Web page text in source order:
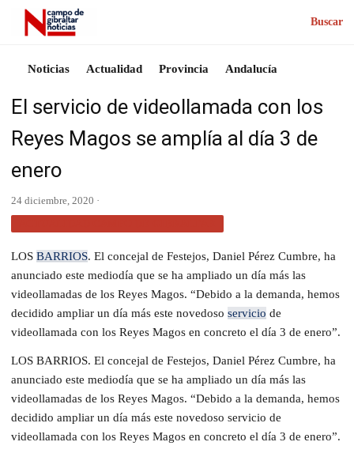
Buscar
Noticias Actualidad Provincia Andalucía
El servicio de videollamada con los
Reyes Magos se amplía al día 3 de
enero
24 diciembre, 2020 ·
LOS BARRIOS. El concejal de Festejos, Daniel Pérez Cumbre, ha
anunciado este mediodía que se ha ampliado un día más las
videollamadas de los Reyes Magos. “Debido a la demanda, hemos
decidido ampliar un día más este novedoso servicio de
videollamada con los Reyes Magos en concreto el día 3 de enero”.
LOS BARRIOS. El concejal de Festejos, Daniel Pérez Cumbre, ha
anunciado este mediodía que se ha ampliado un día más las
videollamadas de los Reyes Magos. “Debido a la demanda, hemos
decidido ampliar un día más este novedoso servicio de
videollamada con los Reyes Magos en concreto el día 3 de enero”.